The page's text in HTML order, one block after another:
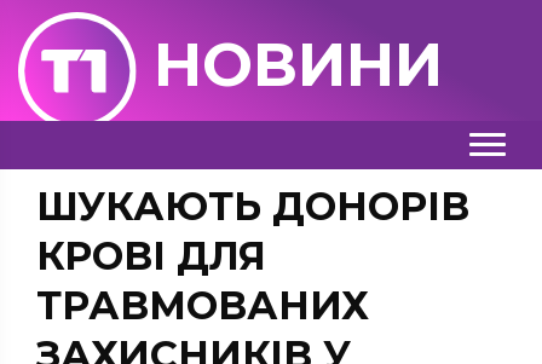
НОВИНИ
ШУКАЮТЬ ДОНОРІВ
КРОВІ ДЛЯ
ТРАВМОВАНИХ